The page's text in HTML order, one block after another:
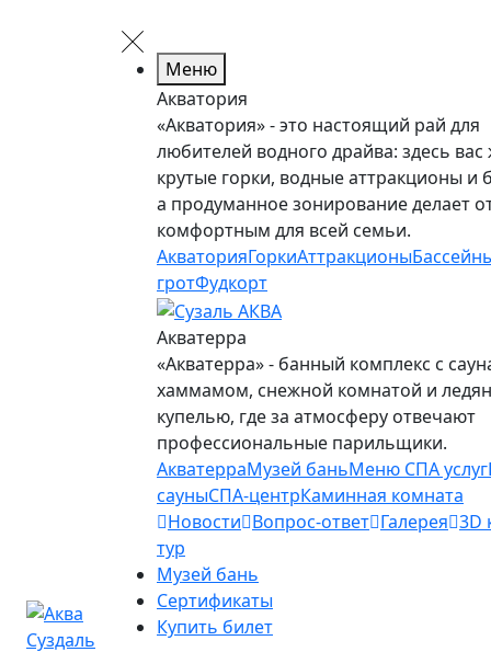
Меню
Акватория
«Акватория» - это настоящий рай для
любителей водного драйва: здесь вас
крутые горки, водные аттракционы и
а продуманное зонирование делает
комфортным для всей семьи.
АкваторияГоркиАттракционы
гротФудкорт
Акватерра
«Акватерра» - банный комплекс с
хаммамом, снежной комнатой и
купелью, где за атмосферу отвечают
профессиональные парильщики.
АкватерраМузей баньМеню СПА услуг
сауныСПА-центрКаминная комната
Новости Вопрос-ответ Галерея 3D
тур
Музей бань
Сертификаты
Купить билет